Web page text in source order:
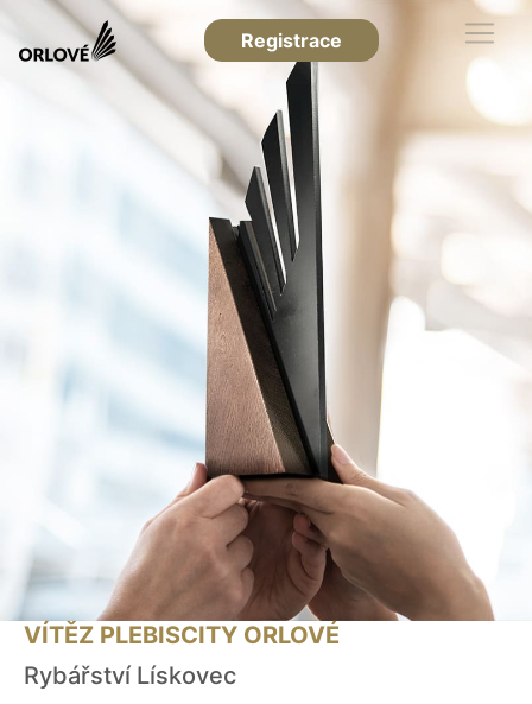
Registrace
VÍTĚZ PLEBISCITY ORLOVÉ
Rybářství Lískovec